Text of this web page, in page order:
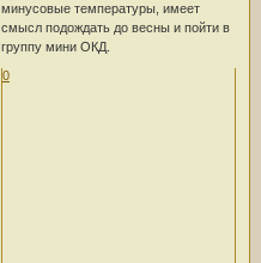
минусовые температуры, имеет
смысл подождать до весны и пойти в
группу мини ОКД.
0